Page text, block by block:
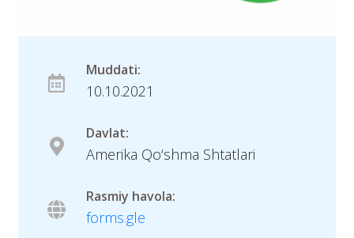
Muddati:
10.10.2021
Davlat:
Amerika Qo‘shma Shtatlari
Rasmiy havola:
forms.gle